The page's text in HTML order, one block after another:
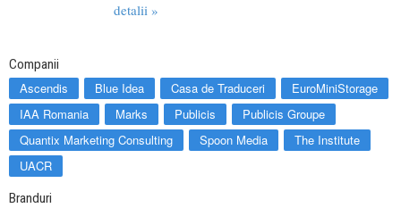
detalii »
Companii
Ascendis Blue Idea Casa de Traduceri
EuroMiniStorage
IAA Romania
Marks Publicis
Publicis Groupe
Quantix Marketing Consulting
Spoon Media
The Institute
UACR
Branduri